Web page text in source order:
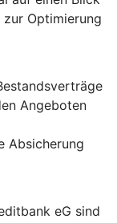
zur Optimierung
Angeboten
Absicherung
eG sind